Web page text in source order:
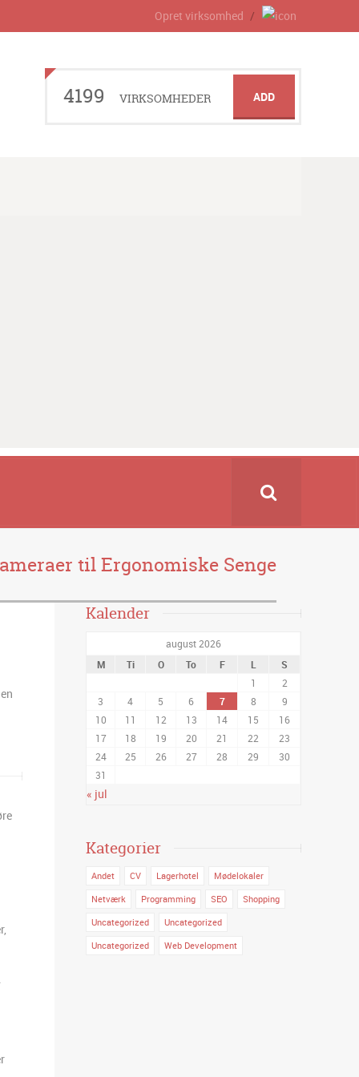
Opret virksomhed
4199 VIRKSOMHEDER ADD
til Ergonomiske Senge
Kalender
august 2026
M
Ti O To F L
S
1
2
3
4 5 6 7 8
9
10
11 12 13 14 15
16
17
18 19 20 21 22
23
24
25 26 27 28 29
30
31
« jul
Kategorier
Andet CV Lagerhotel
Mødelokaler
Netværk
Programming SEO
Shopping
Uncategorized
Uncategorized
Uncategorized
Web Development